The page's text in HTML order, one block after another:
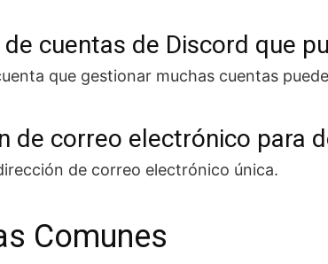
cuentas de Discord que
que gestionar muchas cuentas
de correo electrónico para
de correo electrónico única.
Comunes